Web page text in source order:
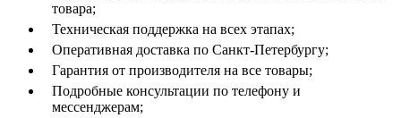
товара;
Техническая поддержка на всех этапах;
Оперативная доставка по Санкт-Петербургу;
Гарантия от производителя на все товары;
Подробные консультации по телефону и
мессенджерам;